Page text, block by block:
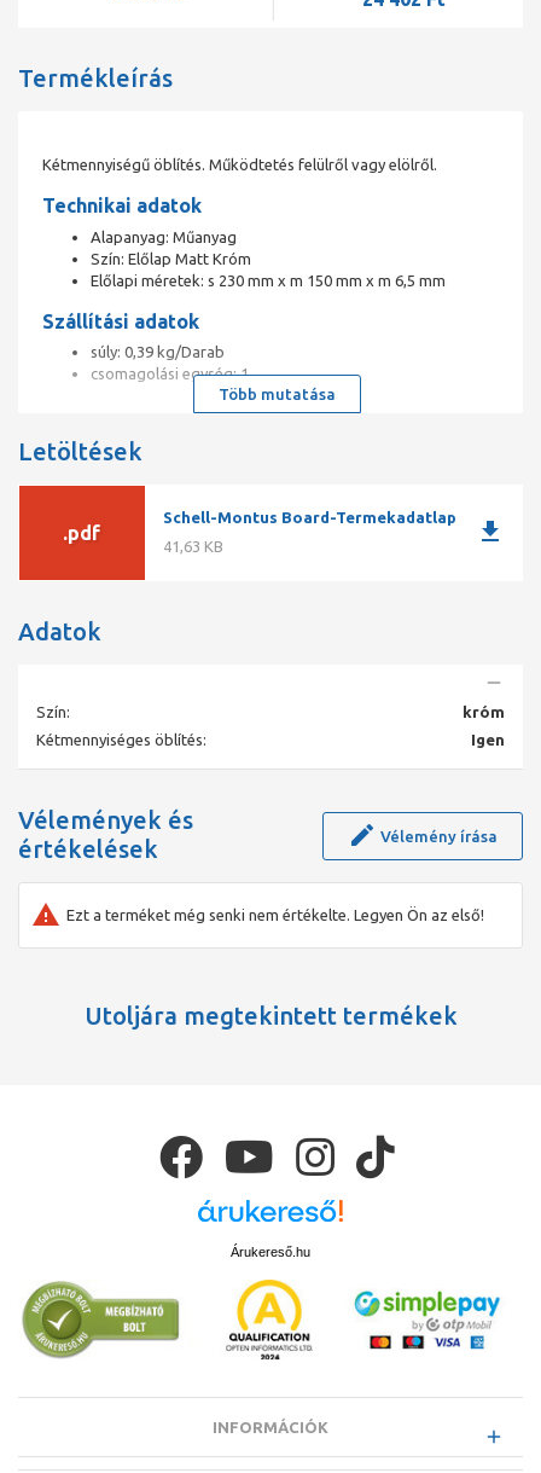
Termékleírás
Kétmennyiségű öblítés. Működtetés felülről vagy elölről.
Technikai adatok
Alapanyag: Műanyag
Szín: Előlap Matt Króm
Előlapi méretek: s 230 mm x m 150 mm x m 6,5 mm
Szállítási adatok
súly: 0,39 kg/Darab
csomagolási egység: 1
Több mutatása
Letöltések
.pdf
Schell-Montus Board-Termekadatlap
41,63 KB
download
Adatok
Szín:
króm
Kétmennyiséges öblítés:
Igen
Vélemények és
értékelések
Vélemény írása
Ezt a terméket még senki nem értékelte. Legyen Ön az első!
Utoljára megtekintett termékek
Árukereső.hu
INFORMÁCIÓK